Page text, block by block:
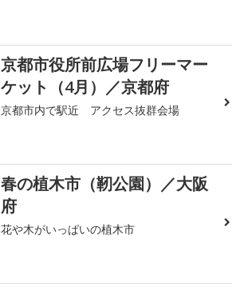
京都市役所前広場フリーマー
ケット（4月）／京都府
京都市内で駅近 アクセス抜群会場
春の植木市（靭公園）／大阪
府
花や木がいっぱいの植木市